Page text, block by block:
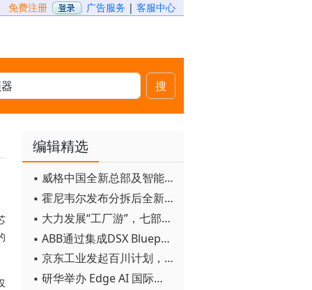
免费注册 广告服务 | 客服中心
搜
编辑精选
▪ 威格中国全新总部及智能工厂启用
▪ 霍尼韦尔发布分拆后全新品牌：霍尼韦尔科技与霍尼韦尔航空航天
▪ 大力发展“工厂游”，七部门联合发文！
▪ ABB通过集成DSX Blueprint AI基础设施，扩大与英伟达的合作
▪ 京东工业发起百川计划， 构建工业大模型新生态
▪ 研华举办 Edge AI 国际论坛